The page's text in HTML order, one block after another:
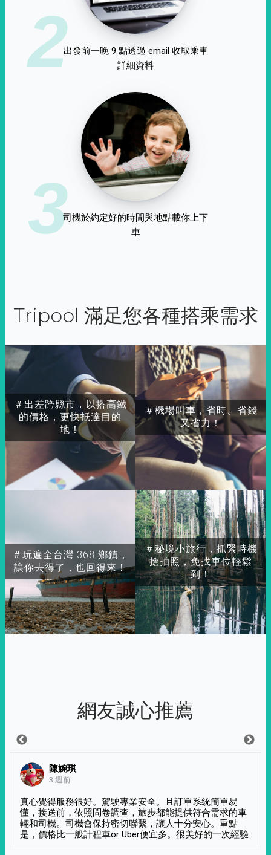
2出發前一晚 9 點透過 email 收取乘車
詳細資料
3司機於約定好的時間與地點載你上下
車
Tripool 滿足您各種搭乘需求
＃出差跨縣市，以搭高鐵
的價格，更快抵達目的
地！
＃玩遍全台灣 368 鄉鎮，
讓你去得了，也回得來！
＃秘境小旅行，抓緊時機
搶拍照，免找車位輕鬆
到！
＃機場叫車，省時、省錢
又省力！
網友誠心推薦
陳婉琪
3 週前
真心覺得服務很好。駕駛專業安全。且訂單系統簡單易
懂，接送前，依照問卷調查，旅步都能提供符合需求的車
輛和司機。司機會保持密切聯繫，讓人十分安心。重點
是，價格比一般計程車or Uber便宜多。很美好的一次經驗